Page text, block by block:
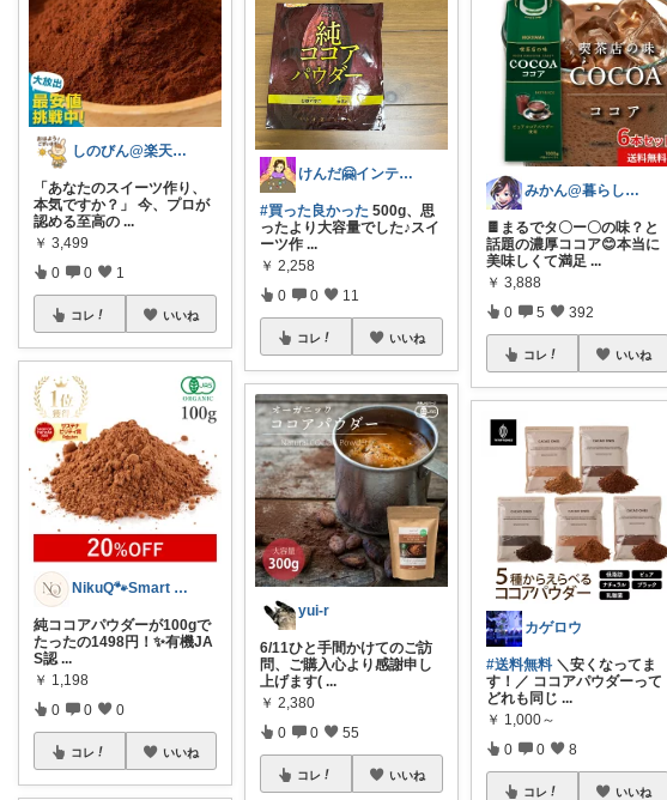
「あなたのスイーツ作り、
本気ですか？」 今、プロが
認める至高の
￥ 3,499
0
コレ いいね
純ココアパウダーが100gで
たったの1498円！✨有機JA
S認 ...
￥ 1,198
けんだ🤗インテリア多め
#買った良かった 500g、思
ったより大容量でした♪スイ
ーツ作 ...
￥ 2,258
0 0 11
コレ いいね
yui-r
6/11ひと手間かけてのご訪
問、ご購入心より感謝申し
上げます( ...
￥ 2,380
0 0 55
コレ いいね
みかん@暮らしのもの／暑さ対策に全力⛱️
🍫まるでタ〇ー〇の味？と
話題の濃厚ココア😊本当に
美味しくて満足 ...
￥ 3,888
0 5 392
コレ いいね
カゲロウ
#送料無料 ＼安くなってま
す！／ ココアパウダーって
どれも同じ ...
￥ 1,000～
0 0 8
コレ いいね